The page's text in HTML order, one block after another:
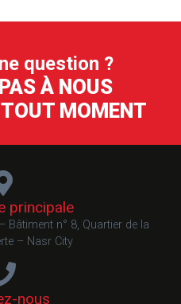
question ?
À NOUS
MOMENT
principale
Bâtiment n° 8, Quartier de la
– Nasr City
nous